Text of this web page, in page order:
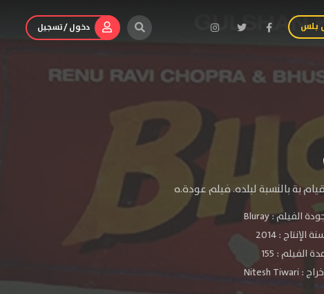
بلس دخول / تسجيل
بة بالنسبة لبلده. فيلم عودة.ه
الفيلم :Bluray
الإنتاج :2014
الفيلم : 155
:
Nitesh Tiwari